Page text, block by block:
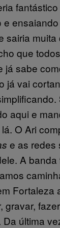
sairia
que
já sabe
já vai
aqui e
O Ari
e as redes
A banda
Fortaleza
gravar,
última